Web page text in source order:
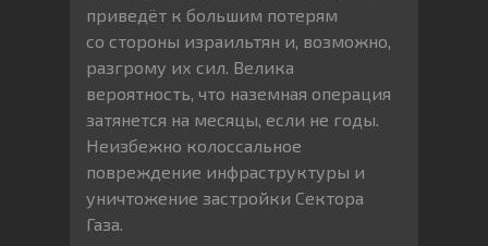
приведёт к большим потерям
со стороны израильтян и, возможно,
разгрому их сил. Велика
вероятность, что наземная операция
затянется на месяцы, если не годы.
Неизбежно колоссальное
повреждение инфраструктуры и
уничтожение застройки Сектора
Газа.